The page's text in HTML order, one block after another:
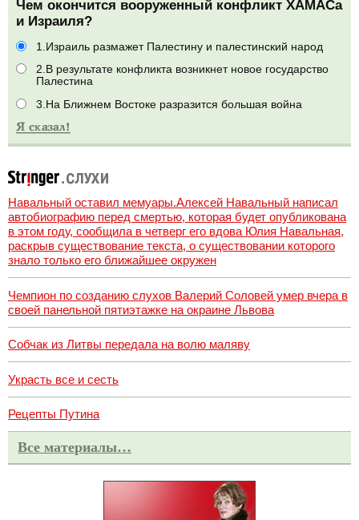
Чем окончится вооруженный конфликт ХАМАСа
и Израиля?
1.Израиль размажет Палестину и палестинский народ
2.В результате конфликта возникнет новое государство
Палестина
3.На Ближнем Востоке разразится большая война
Навальный оставил мемуары.Алексей Навальный написал
автобиографию перед смертью, которая будет опубликована
в этом году, сообщила в четверг его вдова Юлия Навальная,
раскрыв существование текста, о существовании которого
знало только его ближайшее окружен
Чемпион по созданию слухов Валерий Соловей умер вчера в
своей панельной пятиэтажке на окраине Львова
Собчак из Литвы передала на волю маляву
Украсть все и сесть
Рецепты Путина
Все материалы…